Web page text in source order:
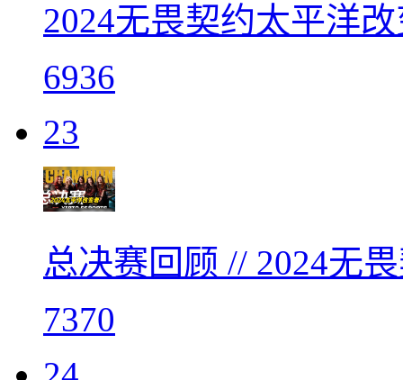
2024无畏契约太平洋
6936
23
总决赛回顾 // 2024无
7370